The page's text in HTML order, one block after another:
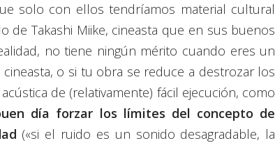
solo con ellos tendríamos material cultural
de Takashi Miike, cineasta que en sus buenos
no tiene ningún mérito cuando eres un
o si tu obra se reduce a destrozar los
de (relativamente) fácil ejecución, como
día forzar los límites del concepto de
(«si el ruido es un sonido desagradable, la